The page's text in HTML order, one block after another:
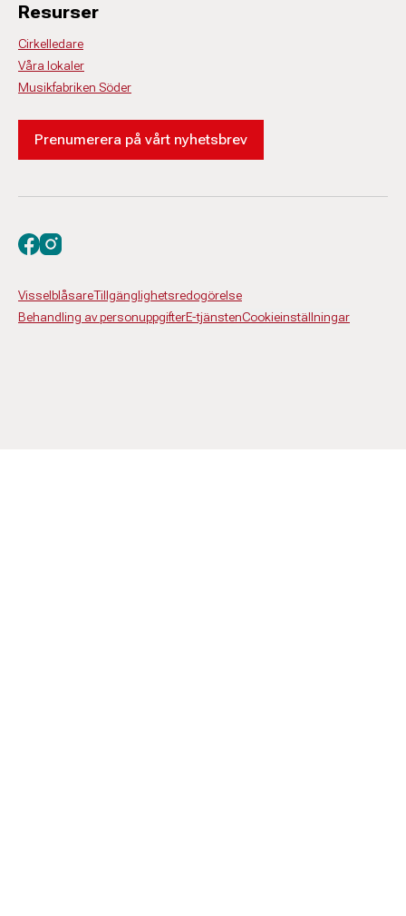
Resurser
Cirkelledare
Våra lokaler
Musikfabriken Söder
Prenumerera på vårt nyhetsbrev
VisselblåsareTillgänglighetsredogörelse
Behandling av personuppgifterE-tjänstenCookieinställningar
Besök oss på facebook
Besök oss på instagram